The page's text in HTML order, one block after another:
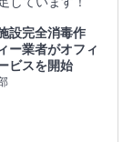
設完全消毒作
業者がオフィ
ビスを開始